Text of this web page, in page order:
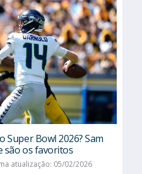
Super Bowl 2026? Sam
são os favoritos
atualização: 05/02/2026